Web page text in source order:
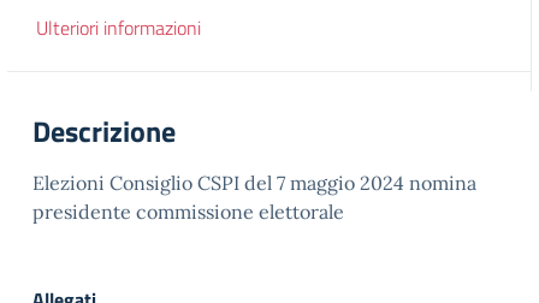
Ulteriori informazioni
Descrizione
Elezioni Consiglio CSPI del 7 maggio 2024 nomina
presidente commissione elettorale